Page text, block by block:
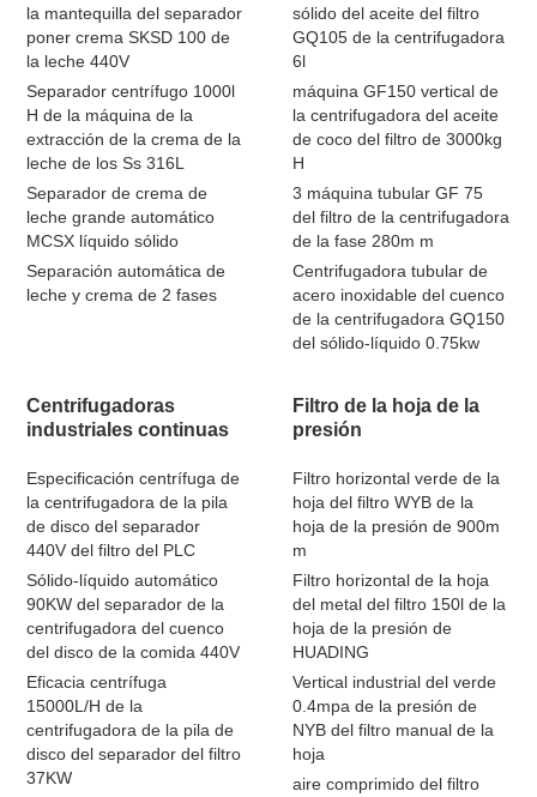
la mantequilla del separador
poner crema SKSD 100 de
la leche 440V
Separador centrífugo 1000l
H de la máquina de la
extracción de la crema de la
leche de los Ss 316L
Separador de crema de
leche grande automático
MCSX líquido sólido
Separación automática de
leche y crema de 2 fases
sólido del aceite del filtro
GQ105 de la centrifugadora
6l
máquina GF150 vertical de
la centrifugadora del aceite
de coco del filtro de 3000kg
H
3 máquina tubular GF 75
del filtro de la centrifugadora
de la fase 280m m
Centrifugadora tubular de
acero inoxidable del cuenco
de la centrifugadora GQ150
del sólido-líquido 0.75kw
Centrifugadoras
industriales continuas
Especificación centrífuga de
la centrifugadora de la pila
de disco del separador
440V del filtro del PLC
Sólido-líquido automático
90KW del separador de la
centrifugadora del cuenco
del disco de la comida 440V
Eficacia centrífuga
15000L/H de la
centrifugadora de la pila de
disco del separador del filtro
37KW
Filtro de la hoja de la
presión
Filtro horizontal verde de la
hoja del filtro WYB de la
hoja de la presión de 900m
m
Filtro horizontal de la hoja
del metal del filtro 150l de la
hoja de la presión de
HUADING
Vertical industrial del verde
0.4mpa de la presión de
NYB del filtro manual de la
hoja
aire comprimido del filtro